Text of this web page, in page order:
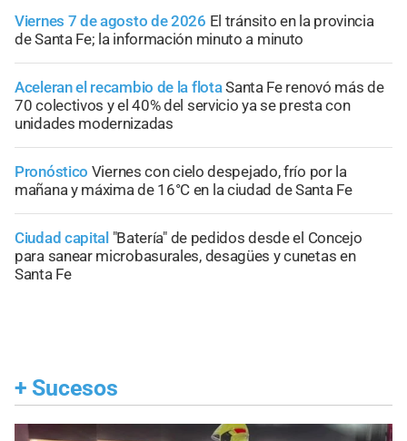
Viernes 7 de agosto de 2026 El tránsito en la provincia
de Santa Fe; la información minuto a minuto
Aceleran el recambio de la flotaSanta Fe renovó más de
70 colectivos y el 40% del servicio ya se presta con
unidades modernizadas
Pronóstico Viernes con cielo despejado, frío por la
mañana y máxima de 16°C en la ciudad de Santa Fe
Ciudad capital "Batería" de pedidos desde el Concejo
para sanear microbasurales, desagües y cunetas en
Santa Fe
+ Sucesos